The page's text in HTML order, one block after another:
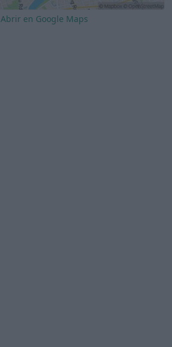
Abrir en Google Maps